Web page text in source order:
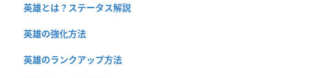
英雄とは？ステータス解説
英雄の強化方法
英雄のランクアップ方法